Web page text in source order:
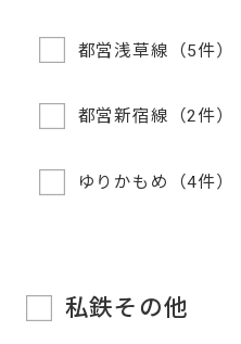
都営浅草線（5件）
都営新宿線（2件）
ゆりかもめ（4件）
私鉄その他